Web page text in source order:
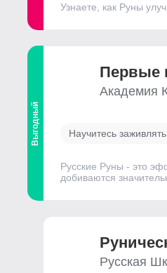
Узнаете, как Руны
Выгодный
Первые
Академия
Научитесь
Русские Руны - это
добиваются
Русская